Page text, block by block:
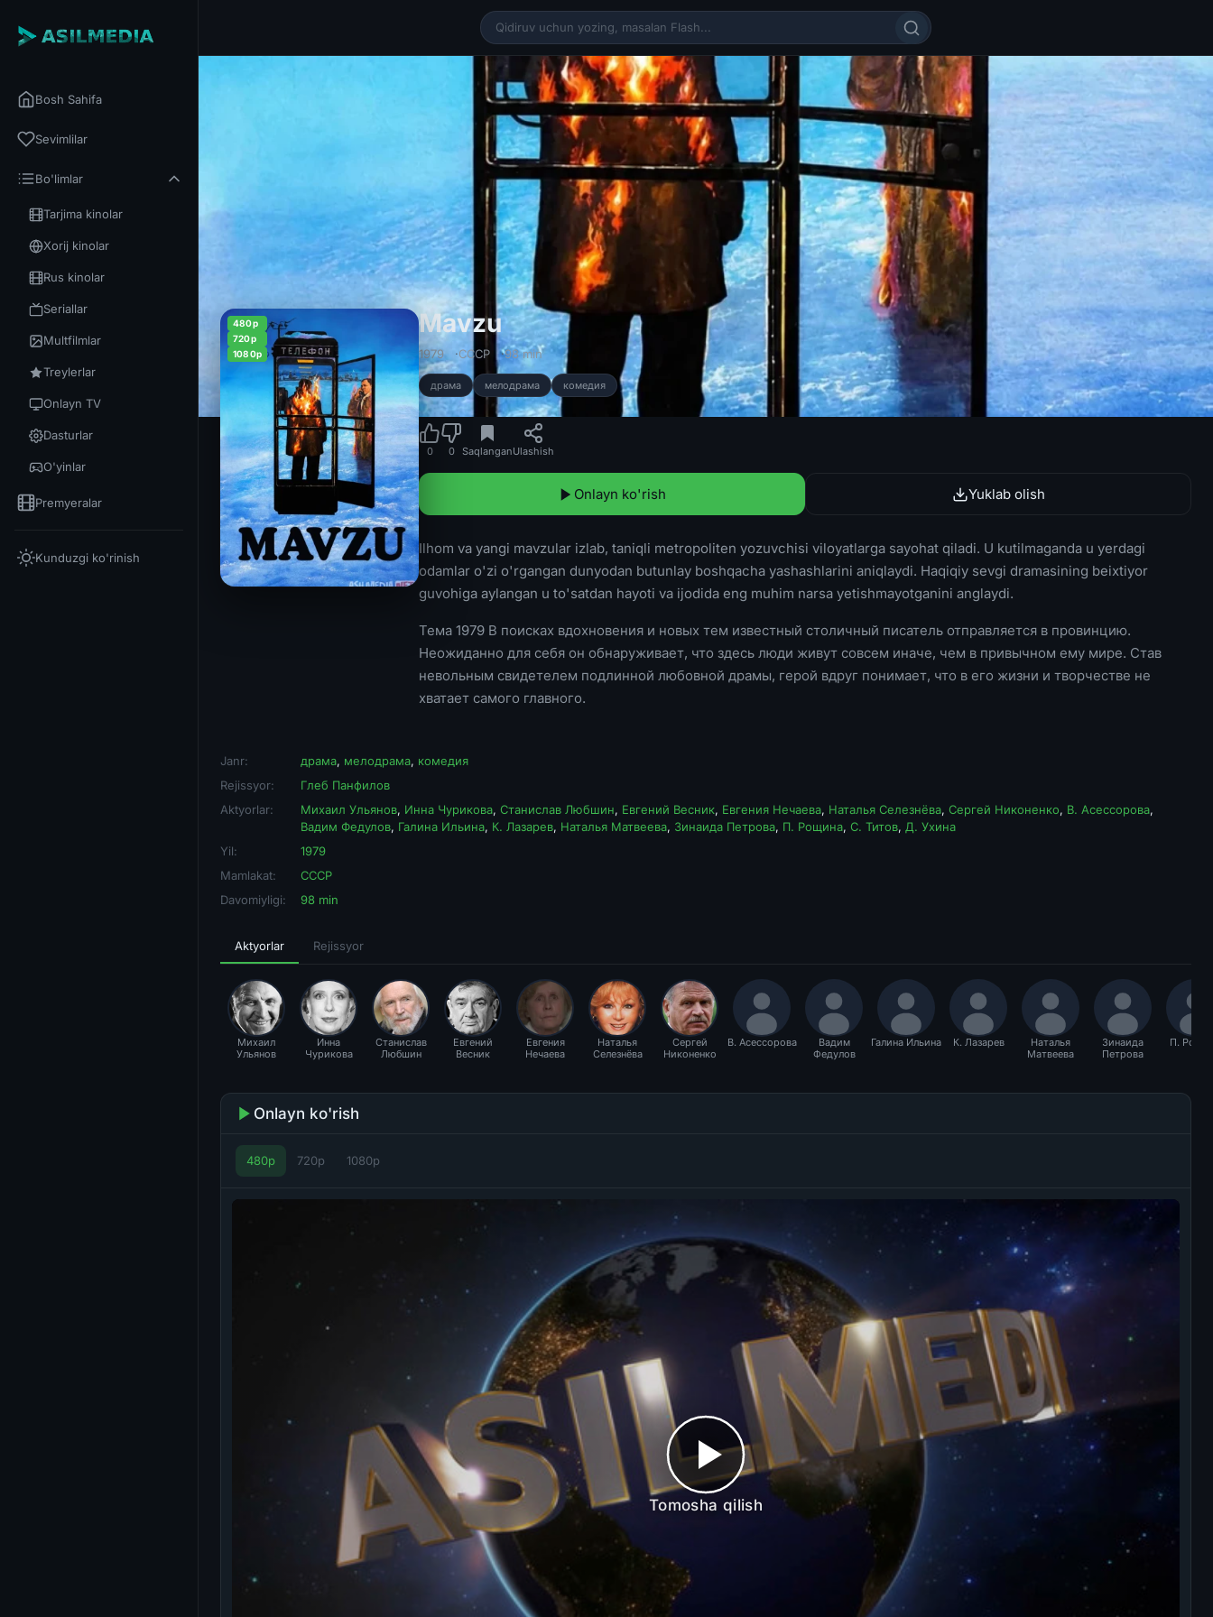
Bosh Sahifa
Sevimlilar
Bo'limlar
Tarjima kinolar
Xorij kinolar
Rus kinolar
Seriallar
Multfilmlar
Treylerlar
Onlayn TV
Dasturlar
O'yinlar
Premyeralar
Kunduzgi ko'rinish
480p
720p
1080p
MavzuMavzu 1979 SSSR retro filmi Uzbek tilida O'zbekcha
1979 СССР 98 min
драма мелодрама комедия
0 0 SaqlanganUlashish
Onlayn ko'rish Yuklab olish
Ilhom va yangi mavzular izlab, taniqli metropoliten yozuvchisi viloyatlarga sayohat qiladi. U kutilmaganda u yerdagi
odamlar o'zi o'rgangan dunyodan butunlay boshqacha yashashlarini aniqlaydi. Haqiqiy sevgi dramasining beixtiyor
guvohiga aylangan u to'satdan hayoti va ijodida eng muhim narsa yetishmayotganini anglaydi.
Тема 1979 В поисках вдохновения и новых тем известный столичный писатель отправляется в провинцию.
Неожиданно для себя он обнаруживает, что здесь люди живут совсем иначе, чем в привычном ему мире. Став
невольным свидетелем подлинной любовной драмы, герой вдруг понимает, что в его жизни и творчестве не
хватает самого главного.
Janr: драма, мелодрама, комедия
Rejissyor:
Глеб Панфилов
Aktyorlar:
Михаил Ульянов, Инна Чурикова, Станислав Любшин, Евгений Весник, Евгения Нечаева, Наталья Селезнёва, Сергей Никоненко, В. Асессорова,
Вадим Федулов, Галина Ильина, К. Лазарев, Наталья Матвеева, Зинаида Петрова, П. Рощина, С. Титов, Д. Ухина
Yil:
1979
Mamlakat:
СССР
Davomiyligi:
98 min
Aktyorlar Rejissyor
Михаил
Ульянов
Инна
Чурикова
Станислав
Любшин
Евгений
Весник
Евгения
Нечаева
Наталья
Селезнёва
Сергей
Никоненко
В. Асессорова
Вадим
Федулов
Галина Ильина К. Лазарев
Наталья
Матвеева
Зинаида
Петрова
П.
Onlayn ko'rish
480p 720p 1080p
Tomosha qilish